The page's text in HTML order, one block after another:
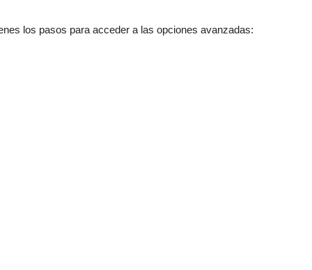
los pasos para acceder a las opciones avanzadas: